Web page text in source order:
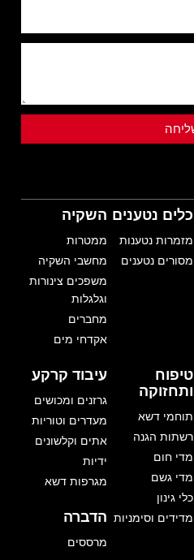
כלים נטענים
מזמרות נטענות
מסורים נטענים
השקיה
ממטרות
מחשבי השקיה
משפכים צינורות
וגלגלות
מחברים
אקדחי מים
טיפוח
ותחזוקה
תוחמי דשא
רשתות הגנה
מדי חום
מדי גשם
כלי גינון
מדידים וסימניות
עיבוד קרקע
גרזנים ומכושים
מעדרים וטוריות
אתים וקלשונים
ידיות
מגרפות דשא
הדברה
מרססים